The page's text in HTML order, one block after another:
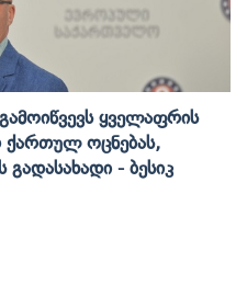
Ყველაფრის
Ქართულ Ოცნებას,
Გადასახადი - Ბესიკ